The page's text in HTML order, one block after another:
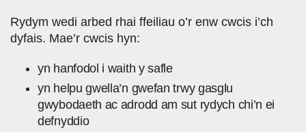
Rydym wedi arbed rhai ffeiliau o’r enw cwcis i’ch
dyfais. Mae’r cwcis hyn:
yn hanfodol i waith y safle
yn helpu gwella’n gwefan trwy gasglu
gwybodaeth ac adrodd am sut rydych chi’n ei
defnyddio